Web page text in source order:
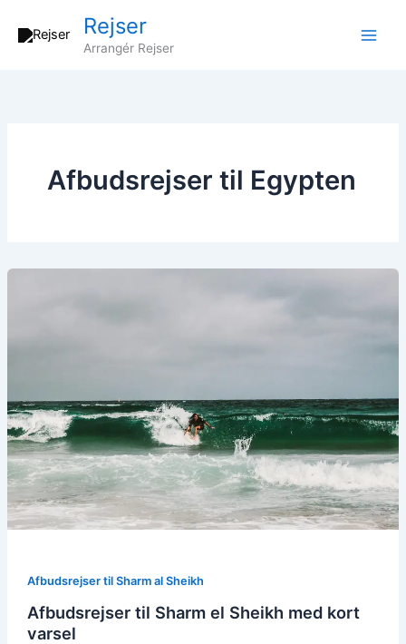
Rejser
Arrangér Rejser
Afbudsrejser til Egypten
Afbudsrejser til Sharm al Sheikh
Afbudsrejser til Sharm el Sheikh med kort
varsel